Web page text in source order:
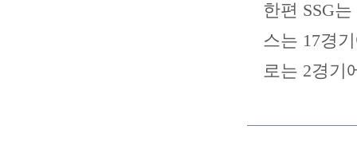
한편 SSG
스는 17경
로는 2경기